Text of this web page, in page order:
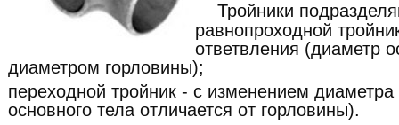
Тройники
равнопроходной
ответвления (диаметр
диаметром горловины);
переходной тройник - с изменением
основного тела отличается от горловины).